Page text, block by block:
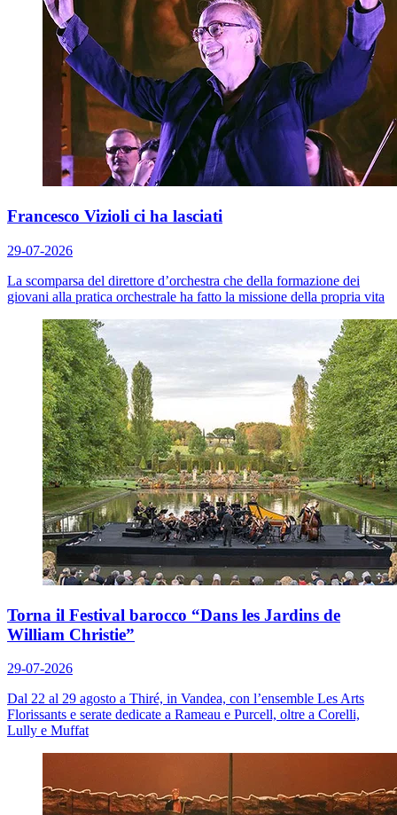
Francesco Vizioli ci ha lasciati
29-07-2026
La scomparsa del direttore d’orchestra che della formazione dei
giovani alla pratica orchestrale ha fatto la missione della propria vita
Torna il Festival barocco “Dans les Jardins de
William Christie”
29-07-2026
Dal 22 al 29 agosto a Thiré, in Vandea, con l’ensemble Les Arts
Florissants e serate dedicate a Rameau e Purcell, oltre a Corelli,
Lully e Muffat